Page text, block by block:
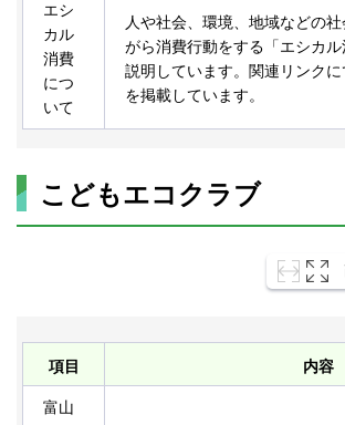
エシ
カル
消費
につ
いて
人や社会、環境、地域などの
がら消費行動をする「エシカ
説明しています。関連リンク
を掲載しています。
こどもエコクラブ
項目 内容
富山